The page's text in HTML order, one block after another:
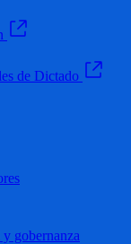
de Dictado
gobernanza